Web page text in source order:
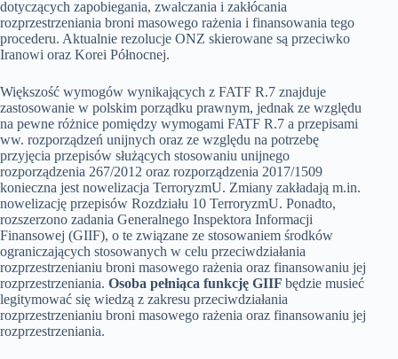
dotyczących zapobiegania, zwalczania i zakłócania
rozprzestrzeniania broni masowego rażenia i finansowania tego
procederu. Aktualnie rezolucje ONZ skierowane są przeciwko
Iranowi oraz Korei Północnej.
Większość wymogów wynikających z FATF R.7 znajduje
zastosowanie w polskim porządku prawnym, jednak ze względu
na pewne różnice pomiędzy wymogami FATF R.7 a przepisami
ww. rozporządzeń unijnych oraz ze względu na potrzebę
przyjęcia przepisów służących stosowaniu unijnego
rozporządzenia 267/2012 oraz rozporządzenia 2017/1509
konieczna jest nowelizacja TerroryzmU. Zmiany zakładają m.in.
nowelizację przepisów Rozdziału 10 TerroryzmU. Ponadto,
rozszerzono zadania Generalnego Inspektora Informacji
Finansowej (GIIF), o te związane ze stosowaniem środków
ograniczających stosowanych w celu przeciwdziałania
rozprzestrzenianiu broni masowego rażenia oraz finansowaniu jej
rozprzestrzeniania. Osoba pełniąca funkcję GIIF będzie musieć
legitymować się wiedzą z zakresu przeciwdziałania
rozprzestrzenianiu broni masowego rażenia oraz finansowaniu jej
rozprzestrzeniania.